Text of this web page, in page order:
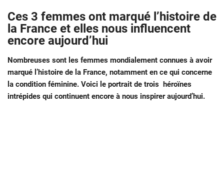
Ces 3 femmes ont marqué l’histoire de
la France et elles nous influencent
encore aujourd’hui
Nombreuses sont les femmes mondialement connues à avoir
marqué l’histoire de la France, notamment en ce qui concerne
la condition féminine. Voici le portrait de trois héroïnes
intrépides qui continuent encore à nous inspirer aujourd’hui.